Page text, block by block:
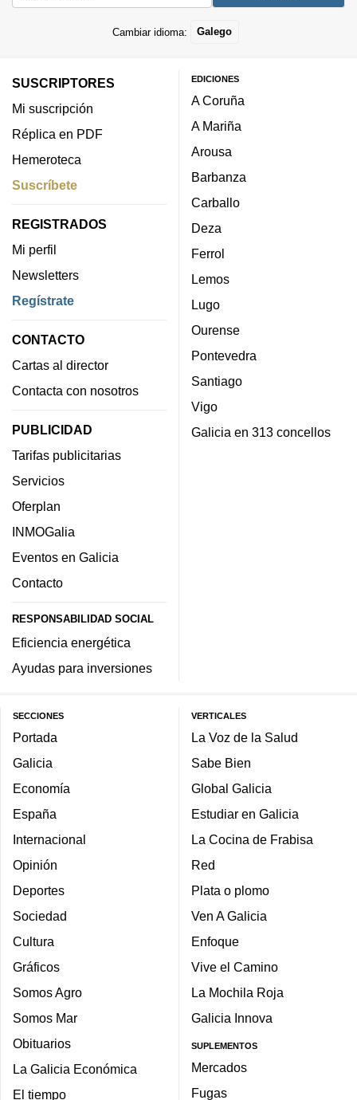
Cambiar idioma: Galego
SUSCRIPTORES
Mi suscripción
Réplica en PDF
Hemeroteca
Suscríbete
REGISTRADOS
Mi perfil
Newsletters
Regístrate
CONTACTO
Cartas al director
Contacta con nosotros
PUBLICIDAD
Tarifas publicitarias
Servicios
Oferplan
INMOGalia
Eventos en Galicia
Contacto
RESPONSABILIDAD SOCIAL
Eficiencia energética
Ayudas para inversiones
EDICIONES
A Coruña
A Mariña
Arousa
Barbanza
Carballo
Deza
Ferrol
Lemos
Lugo
Ourense
Pontevedra
Santiago
Vigo
Galicia en 313 concellos
SECCIONES
Portada
Galicia
Economía
España
Internacional
Opinión
Deportes
Sociedad
Cultura
Gráficos
Somos Agro
Somos Mar
Obituarios
La Galicia Económica
El tiempo
VERTICALES
La Voz de la Salud
Sabe Bien
Global Galicia
Estudiar en Galicia
La Cocina de Frabisa
Red
Plata o plomo
Ven A Galicia
Enfoque
Vive el Camino
La Mochila Roja
Galicia Innova
SUPLEMENTOS
Mercados
Fugas